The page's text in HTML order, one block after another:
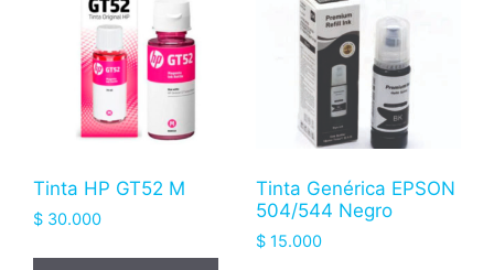
Tinta HP GT52 M
$ 30.000
Tinta Genérica EPSON
504/544 Negro
$15.000